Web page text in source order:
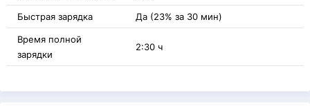
Быстрая зарядка Да (23% за 30 мин)
Время полной
зарядки
2:30 ч